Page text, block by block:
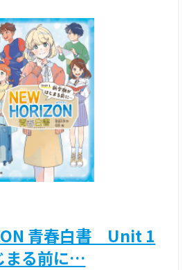
青春白書 Unit 1
まる前に…